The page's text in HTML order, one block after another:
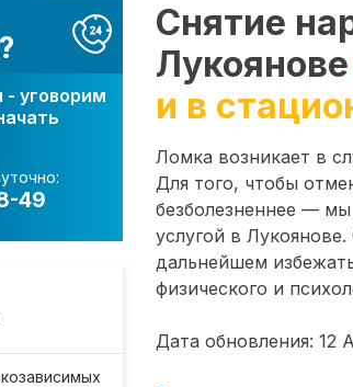
- уговорим
49
Снятие
Лукоянове
и в
Ломка возникает в
Для того, чтобы
безболезненнее —
услугой в
дальнейшем
физического и
Дата обновления: 12